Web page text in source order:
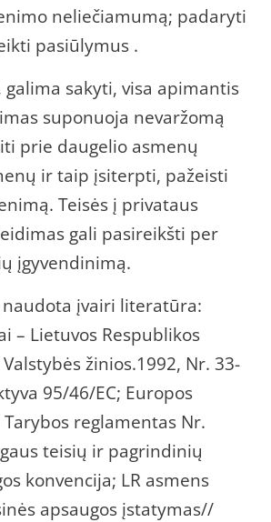
neliečiamumą; padaryti
pasiūlymus .
galima sakyti, visa apimantis
suponuoja nevaržomą
prie daugelio asmenų
ir taip įsiterpti, pažeisti
Teisės į privataus
gali pasireikšti per
įgyvendinimą.
įvairi literatūra:
– Lietuvos Respublikos
žinios.1992, Nr. 33-
95/46/EC; Europos
reglamentas Nr.
teisių ir pagrindinių
konvencija; LR asmens
apsaugos įstatymas//